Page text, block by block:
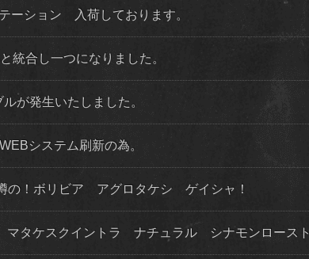
ーション 入荷しております。
統合し一つになりました。
が発生いたしました。
システム刷新の為。
の！ボリビア アグロタケシ ゲイシャ！
マタケスクイントラ ナチュラル シナモンロースト